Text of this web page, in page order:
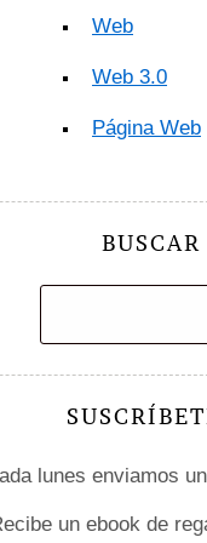
Web
Web 3.0
Página Web
lunes enviamos
un ebook de